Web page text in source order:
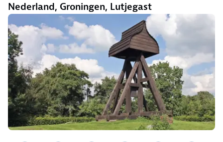
Nederland, Groningen, Lutjegast